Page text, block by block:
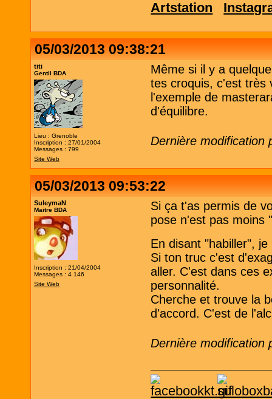
Artstation
05/03/2013 09:38:21
titi
Gentil BDA
Lieu : Grenoble
Inscription : 27/01/2004
Messages : 799
Site Web
Même si il y a
tes croquis, c'est très
l'exemple de
d'équilibre.
Dernière modification
05/03/2013 09:53:22
SuleymaN
Maitre BDA
Inscription : 21/04/2004
Messages : 4 146
Site Web
Si ça t'as permis de
pose n'est pas moins
En disant "habiller",
Si ton truc c'est
aller. C'est dans ces
personnalité.
Cherche et trouve la
d'accord. C'est de
Dernière modification